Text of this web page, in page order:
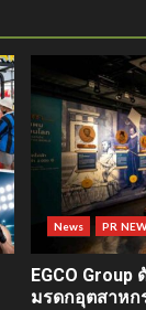
News PR
EGCO
มรดกอุตสาหก